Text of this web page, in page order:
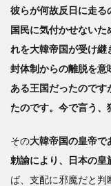
彼らが何故反日に走る
国民に気付かせない
れを大韓帝国が受け継
封体制からの離脱を意
ある王国だったので
たのです。今で言う、
その大韓帝国の皇帝
勅諭により、日本の皇
ば、支配に邪魔だと判